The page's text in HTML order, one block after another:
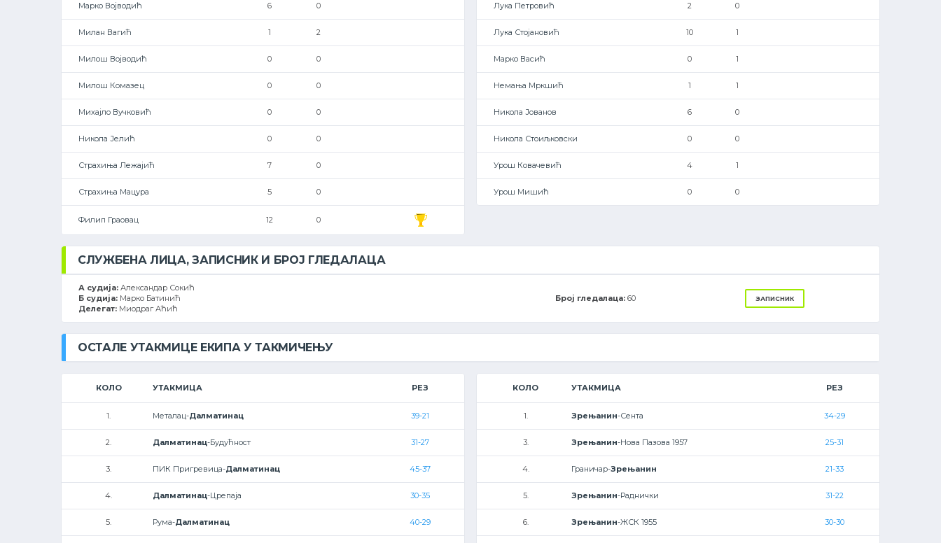
Марко Војводић 6 0
Милан Вагић 1 2
Милош Војводић 0 0
Милош Комазец 0 0
Михајло Вучковић 0 0
Никола Јелић 0 0
Страхиња Лежајић 7 0
Страхиња Мацура 5 0
Филип Граовац 12 0
Лука Петровић 2 0
Лука Стојановић 10 1
Марко Васић 0 1
Немања Мркшић 1 1
Никола Јованов 6 0
Никола Стоиљковски 0 0
Урош Ковачевић 4 1
Урош Мишић 0 0
СЛУЖБЕНА ЛИЦА, ЗАПИСНИК И БРОЈ ГЛЕДАЛАЦА
А судија: Александар Сокић
Б судија: Марко Батинић
Делегат: Миодраг Аћић
Број гледалаца: 60 ЗАПИСНИК
ОСТАЛЕ УТАКМИЦЕ ЕКИПА У ТАКМИЧЕЊУ
КОЛО УТАКМИЦА РЕЗ
1. Металац-Далматинац 39-21
2. Далматинац-Будућност 31-27
3. ПИК Пригревица-Далматинац 45-37
4. Далматинац-Црепаја 30-35
5. Рума-Далматинац 40-29
КОЛО УТАКМИЦА РЕЗ
1. Зрењанин-Сента 34-29
3. Зрењанин-Нова Пазова 1957 25-31
4. Граничар-Зрењанин 21-33
5. Зрењанин-Раднички 31-22
6. Зрењанин-ЖСК 1955 30-30